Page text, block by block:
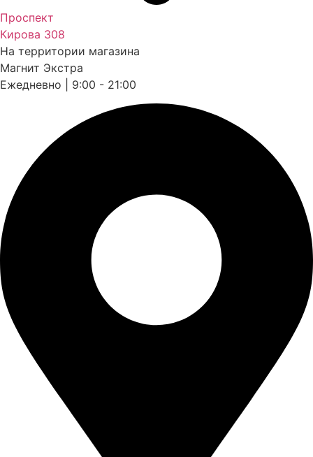
Проспект
Кирова 308
На территории магазина
Магнит Экстра
Ежедневно | 9:00 - 21:00